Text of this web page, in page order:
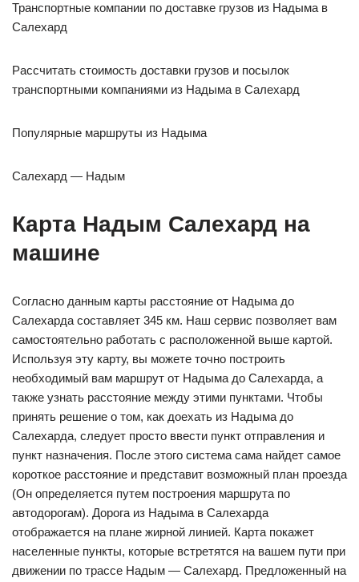
Транспортные компании по доставке грузов из Надыма в
Салехард
Рассчитать стоимость доставки грузов и посылок
транспортными компаниями из Надыма в Салехард
Популярные маршруты из Надыма
Салехард — Надым
Карта Надым Салехард на
машине
Согласно данным карты расстояние от Надыма до
Салехарда составляет 345 км. Наш сервис позволяет вам
самостоятельно работать с расположенной выше картой.
Используя эту карту, вы можете точно построить
необходимый вам маршрут от Надыма до Салехарда, а
также узнать расстояние между этими пунктами. Чтобы
принять решение о том, как доехать из Надыма до
Салехарда, следует просто ввести пункт отправления и
пункт назначения. После этого система сама найдет самое
короткое расстояние и представит возможный план проезда
(Он определяется путем построения маршрута по
автодорогам). Дорога из Надыма в Салехарда
отображается на плане жирной линией. Карта покажет
населенные пункты, которые встретятся на вашем пути при
движении по трассе Надым — Салехард. Предложенный на